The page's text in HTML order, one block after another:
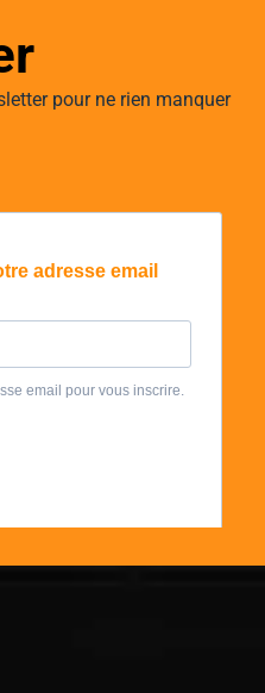
pour ne rien manquer